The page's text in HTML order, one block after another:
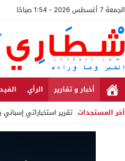
الجمعة 7 أغسطس 2026 - 1:54 صباحًا
أخبار و تقارير الرأي
أخر المستجدات تقرير استخباراتي إسباني
Stop